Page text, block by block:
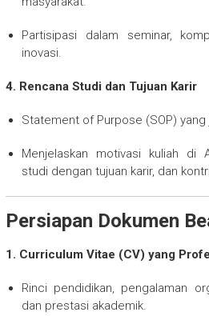
Partisipasi dalam seminar,
inovasi.
4. Rencana Studi dan Tujuan Karir
Statement of Purpose (SOP)
Menjelaskan motivasi kuliah di
studi dengan tujuan karir, dan
Persiapan Dokumen
1. Curriculum Vitae (CV) yang
Rinci pendidikan, pengalaman
dan prestasi akademik.